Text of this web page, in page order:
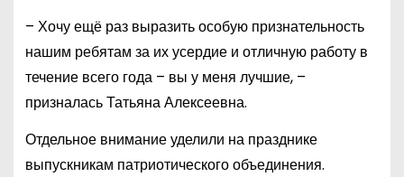
– Хочу ещё раз выразить особую признательность
нашим ребятам за их усердие и отличную работу в
течение всего года – вы у меня лучшие, –
призналась Татьяна Алексеевна.
Отдельное внимание уделили на празднике
выпускникам патриотического объединения.